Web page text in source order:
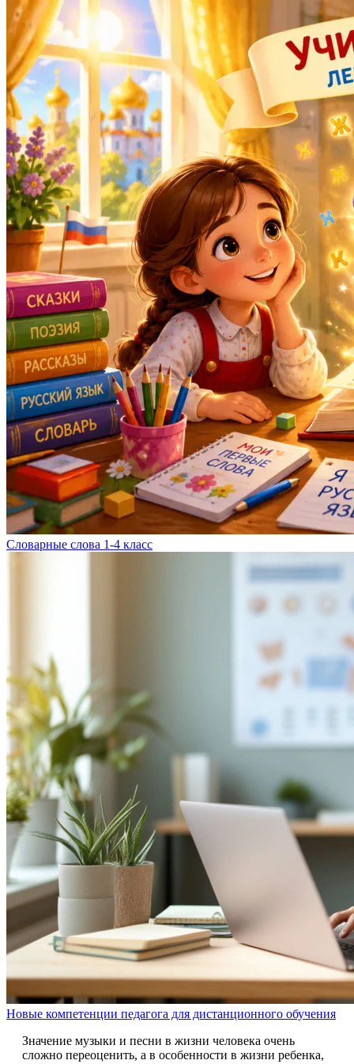
Словарные слова 1-4 класс
Новые компетенции педагога для дистанционного обучения
Значение музыки и песни в жизни человека очень
сложно переоценить, а в особенности в жизни ребенка,